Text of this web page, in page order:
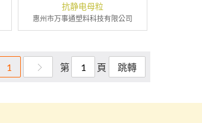
抗静电母粒
惠州市万事通塑料科技有限公司
1 第 頁 跳轉